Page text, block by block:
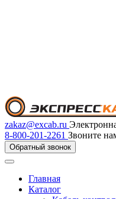
zakaz@excab.ru
8-800-201-2261 Звоните
Обратный звонок
Главная
Каталог